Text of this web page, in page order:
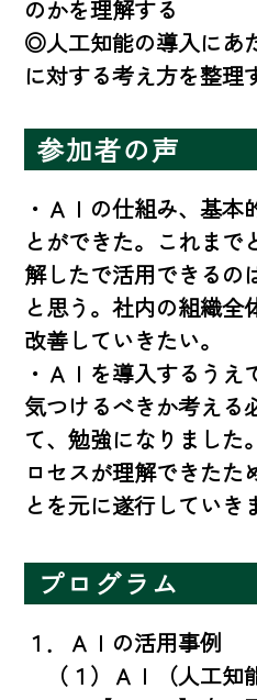
のかを理解する
◎人工知能の導入にあ
に対する考え方を整理
参加者の声
・ＡＩの仕組み、基
とができた。これまで
解したで活用できるの
と思う。社内の組織全
改善していきたい。
・ＡＩを導入するう
気つけるべきか考える
て、勉強になりました
ロセスが理解できたた
とを元に遂行していき
プログラム
１．ＡＩの活用事例
（１）ＡＩ（人工知